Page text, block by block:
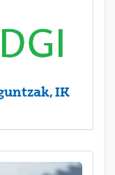
IK